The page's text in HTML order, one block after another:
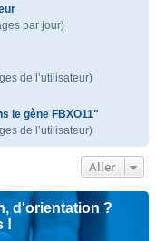
par jour)
de l’utilisateur)
le gène FBXO11"
de l’utilisateur)
Aller
d'orientation ?
!